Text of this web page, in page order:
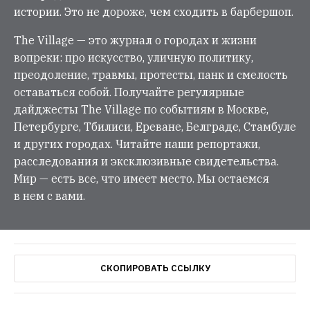
истории. Это не дороже, чем сходить в барбершоп.
The Village — это журнал о городах и жизни
вопреки: про искусство, уличную политику,
преодоление, травмы, протесты, панк и смелость
оставаться собой. Получайте регулярные
дайджесты The Village по событиям в Москве,
Петербурге, Тбилиси, Ереване, Белграде, Стамбуле
и других городах. Читайте наши репортажи,
расследования и эксклюзивные свидетельства.
Мир — есть все, что имеет место. Мы остаемся
в нем с вами.
СКОПИРОВАТЬ ССЫЛКУ